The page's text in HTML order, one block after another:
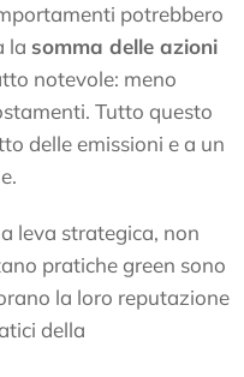
potrebbero
la somma delle azioni
notevole: meno
Tutto questo
delle emissioni e a un
leva strategica, non
pratiche green sono
la loro reputazione
della